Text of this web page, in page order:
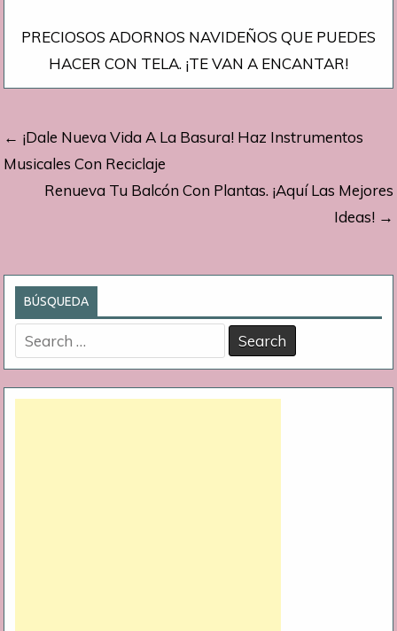
PRECIOSOS ADORNOS NAVIDEÑOS QUE PUEDES
HACER CON TELA. ¡TE VAN A ENCANTAR!
Navegación
de
entradas
← ¡Dale Nueva Vida A La Basura! Haz Instrumentos
Musicales Con Reciclaje
Renueva Tu Balcón Con Plantas. ¡Aquí Las Mejores
Ideas! →
BÚSQUEDA
Search
for: